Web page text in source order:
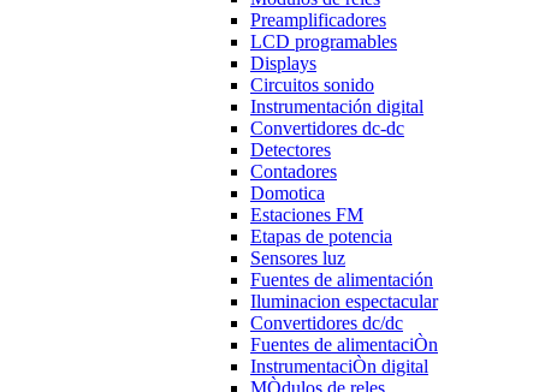
Preamplificadores
LCD programables
Displays
Circuitos sonido
Instrumentación digital
Convertidores dc-dc
Detectores
Contadores
Domotica
Estaciones FM
Etapas de potencia
Sensores luz
Fuentes de alimentación
Iluminacion espectacular
Convertidores dc/dc
Fuentes de alimentaciÒn
InstrumentaciÒn digital
MÒdulos de reles